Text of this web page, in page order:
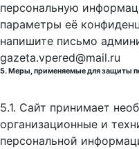
персональную
параметры её
напишите письмо
gazeta.vpered@mail.ru
5. Меры, применяемые для защиты
5.1. Сайт принимает
организационные и
персональной